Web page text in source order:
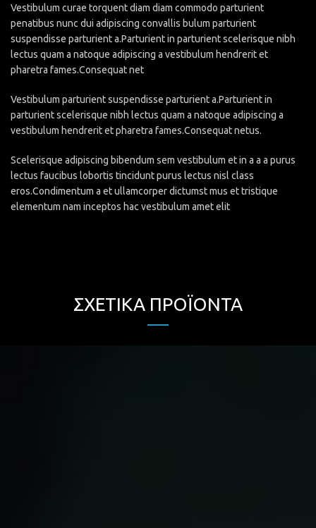
Vestibulum curae torquent diam diam commodo parturient
penatibus nunc dui adipiscing convallis bulum parturient
suspendisse parturient a.Parturient in parturient scelerisque nibh
lectus quam a natoque adipiscing a vestibulum hendrerit et
pharetra fames.Consequat net
Vestibulum parturient suspendisse parturient a.Parturient in
parturient scelerisque nibh lectus quam a natoque adipiscing a
vestibulum hendrerit et pharetra fames.Consequat netus.
Scelerisque adipiscing bibendum sem vestibulum et in a a a purus
lectus faucibus lobortis tincidunt purus lectus nisl class
eros.Condimentum a et ullamcorper dictumst mus et tristique
elementum nam inceptos hac vestibulum amet elit
ΣΧΕΤΙΚΆ ΠΡΟΪΌΝΤΑ